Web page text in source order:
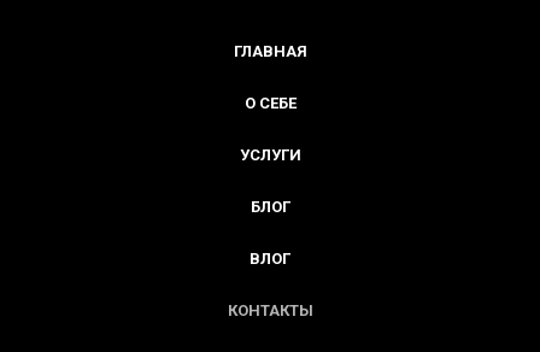
ГЛАВНАЯ
О СЕБЕ
УСЛУГИ
БЛОГ
ВЛОГ
КОНТАКТЫ